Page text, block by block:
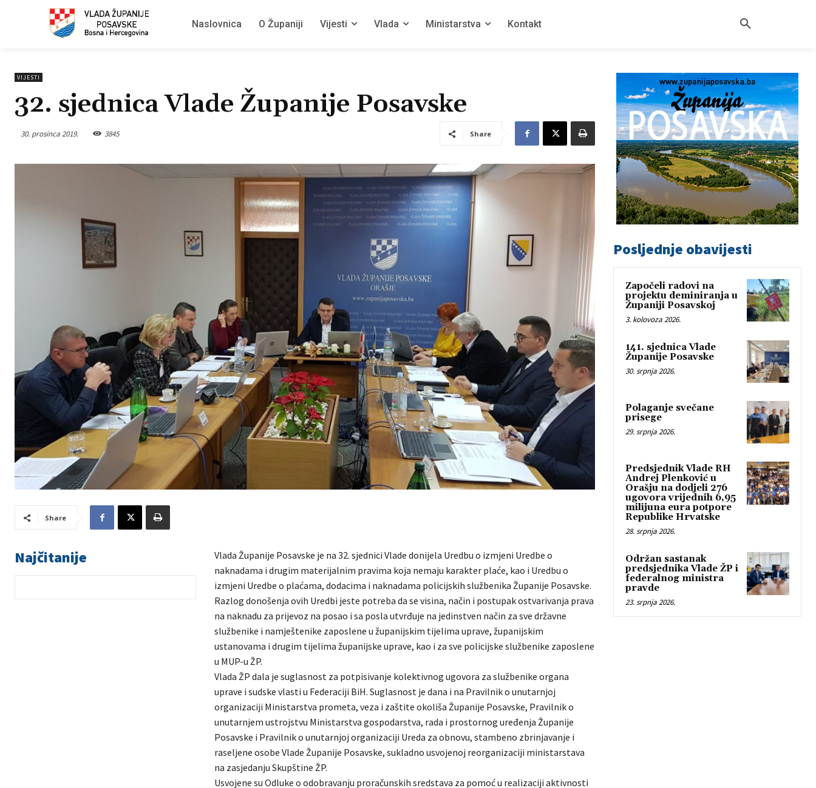
Naslovnica O Županiji Vijesti Vlada Ministarstva Kontakt
VIJESTI
32. sjednica Vlade Županije Posavske
30. prosinca 2019. 3845 Share
Share
Najčitanije
Vlada Županije Posavske je na 32. sjednici Vlade donijela Uredbu o izmjeni Uredbe o
naknadama i drugim materijalnim pravima koja nemaju karakter plaće, kao i Uredbu o
izmjeni Uredbe o plaćama, dodacima i naknadama policijskih službenika Županije Posavske.
Razlog donošenja ovih Uredbi jeste potreba da se visina, način i postupak ostvarivanja prava
na naknadu za prijevoz na posao i sa posla utvrđuje na jedinstven način za sve državne
službenike i namještenike zaposlene u županijskim tijelima uprave, županijskim
ustanovama i drugim tijelima županijske uprave, kao i za sve policijske službenike zaposlene
u MUP-u ŽP.
Vlada ŽP dala je suglasnost za potpisivanje kolektivnog ugovora za službenike organa
uprave i sudske vlasti u Federaciji BiH. Suglasnost je dana i na Pravilnik o unutarnjoj
organizaciji Ministarstva prometa, veza i zaštite okoliša Županije Posavske, Pravilnik o
unutarnjem ustrojstvu Ministarstva gospodarstva, rada i prostornog uređenja Županije
Posavske i Pravilnik o unutarnjoj organizaciji Ureda za obnovu, stambeno zbrinjavanje i
raseljene osobe Vlade Županije Posavske, sukladno usvojenoj reorganizaciji ministarstava
na zasjedanju Skupštine ŽP.
Usvojene su Odluke o odobravanju proračunskih sredstava za pomoć u realizaciji aktivnosti
Posljednje obavijesti
Započeli radovi na
projektu deminiranja u
Županiji Posavskoj
3. kolovoza 2026.
141. sjednica Vlade
Županije Posavske
30. srpnja 2026.
Polaganje svečane
prisege
29. srpnja 2026.
Predsjednik Vlade RH
Andrej Plenković u
Orašju na dodjeli 276
ugovora vrijednih 6,95
milijuna eura potpore
Republike Hrvatske
28. srpnja 2026.
Održan sastanak
predsjednika Vlade ŽP i
federalnog ministra
pravde
23. srpnja 2026.